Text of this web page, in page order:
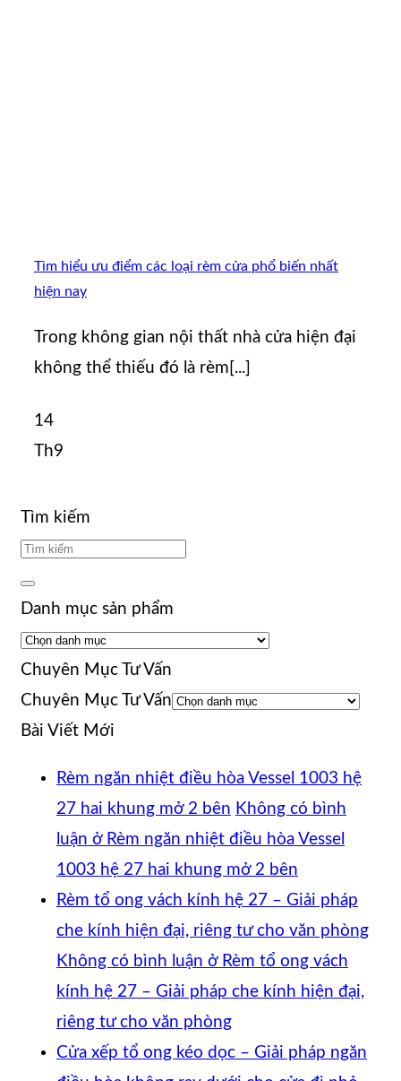
Tìm hiểu ưu điểm các loại rèm cửa phổ biến nhất
hiện nay
Trong không gian nội thất nhà cửa hiện đại
không thể thiếu đó là rèm[...]
14
Th9
Tìm kiếm
Danh mục sản phẩm
Chuyên Mục Tư Vấn
Chuyên Mục Tư Vấn
Bài Viết Mới
Rèm ngăn nhiệt điều hòa Vessel 1003 hệ
27 hai khung mở 2 bên Không có bình
luận ở Rèm ngăn nhiệt điều hòa Vessel
1003 hệ 27 hai khung mở 2 bên
Rèm tổ ong vách kính hệ 27 – Giải pháp
che kính hiện đại, riêng tư cho văn phòng
Không có bình luận ở Rèm tổ ong vách
kính hệ 27 – Giải pháp che kính hiện đại,
riêng tư cho văn phòng
Cửa xếp tổ ong kéo dọc – Giải pháp ngăn